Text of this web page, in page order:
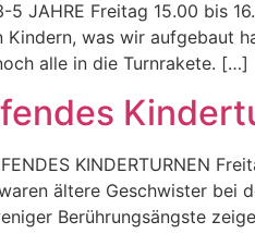
5 JAHRE Freitag 15.00
Kindern, was wir aufgebaut
alle in die Turnrakete. […]
KINDERTURNEN
ältere Geschwister bei
Berührungsängste